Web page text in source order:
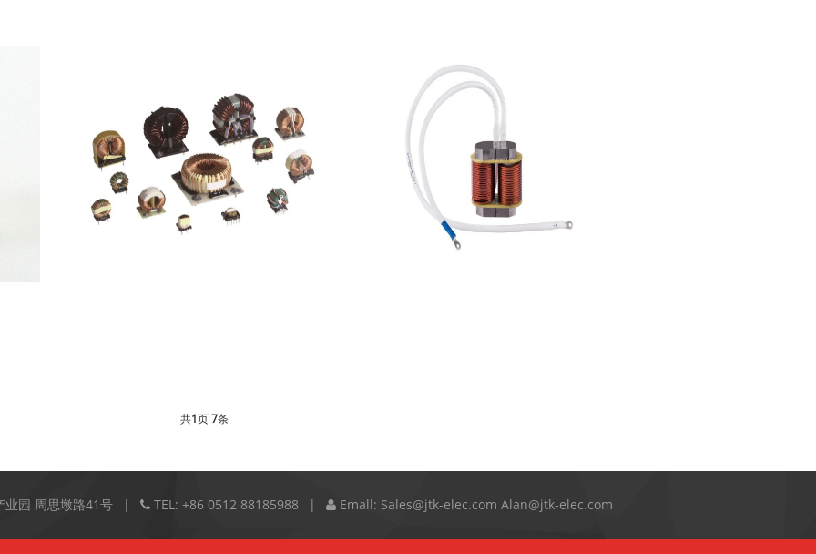
共1页7条
园 周思墩路41号 TEL: +86 0512 88185988 Emall: Sales@jtk-elec.com Alan@jtk-elec.com